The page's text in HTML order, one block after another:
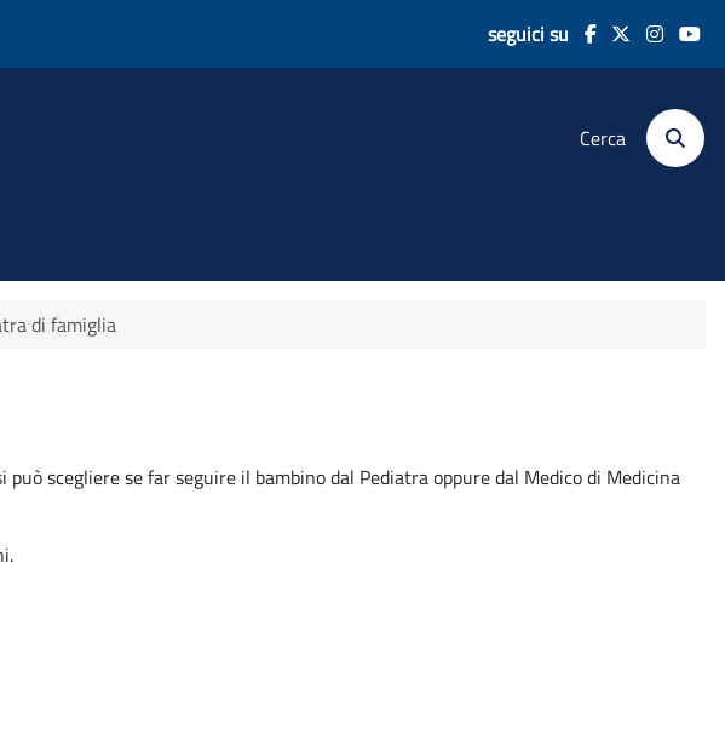
seguici su
Cerca
di famiglia
scegliere se far seguire il bambino dal Pediatra oppure dal Medico di Medicina